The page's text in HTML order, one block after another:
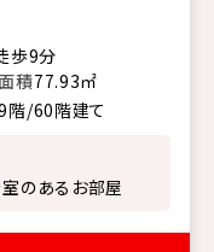
歩9分
積77.93㎡
階/60階建て
のあるお部屋